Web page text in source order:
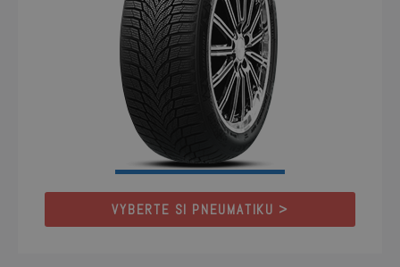
VYBERTE SI PNEUMATIKU >